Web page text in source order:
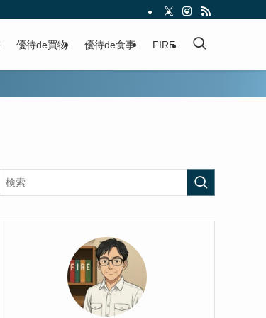
優待de買物 優待de食事 FIRE